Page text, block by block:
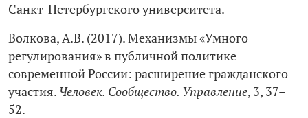
Санкт-Петербургского университета.
Волкова, А.В. (2017). Механизмы «Умного
регулирования» в публичной политике
современной России: расширение гражданского
участия. Человек. Сообщество. Управление, 3, 37–
52.